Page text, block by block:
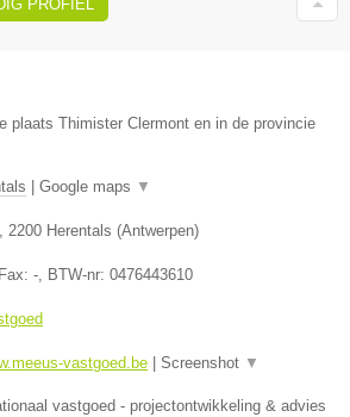
PROFIEL
plaats Thimister Clermont en in de provincie
Google maps ▼
, 2200 Herentals (Antwerpen)
-, BTW-nr: 0476443610
vastgoed.be Screenshot ▼
vastgoed - projectontwikkeling & advies